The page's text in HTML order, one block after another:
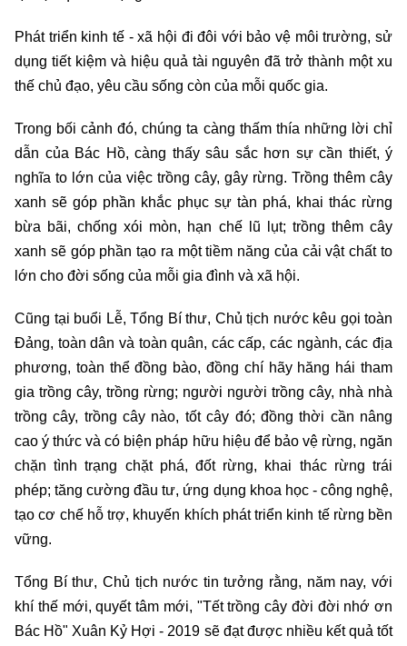
Phát triển kinh tế - xã hội đi đôi với bảo vệ môi trường, sử
dụng tiết kiệm và hiệu quả tài nguyên đã trở thành một xu
thế chủ đạo, yêu cầu sống còn của mỗi quốc gia.
Trong bối cảnh đó, chúng ta càng thấm thía những lời chỉ
dẫn của Bác Hồ, càng thấy sâu sắc hơn sự cần thiết, ý
nghĩa to lớn của việc trồng cây, gây rừng. Trồng thêm cây
xanh sẽ góp phần khắc phục sự tàn phá, khai thác rừng
bừa bãi, chống xói mòn, hạn chế lũ lụt; trồng thêm cây
xanh sẽ góp phần tạo ra một tiềm năng của cải vật chất to
lớn cho đời sống của mỗi gia đình và xã hội.
Cũng tại buổi Lễ, Tổng Bí thư, Chủ tịch nước kêu gọi toàn
Đảng, toàn dân và toàn quân, các cấp, các ngành, các địa
phương, toàn thể đồng bào, đồng chí hãy hăng hái tham
gia trồng cây, trồng rừng; người người trồng cây, nhà nhà
trồng cây, trồng cây nào, tốt cây đó; đồng thời cần nâng
cao ý thức và có biện pháp hữu hiệu để bảo vệ rừng, ngăn
chặn tình trạng chặt phá, đốt rừng, khai thác rừng trái
phép; tăng cường đầu tư, ứng dụng khoa học - công nghệ,
tạo cơ chế hỗ trợ, khuyến khích phát triển kinh tế rừng bền
vững.
Tổng Bí thư, Chủ tịch nước tin tưởng rằng, năm nay, với
khí thế mới, quyết tâm mới, "Tết trồng cây đời đời nhớ ơn
Bác Hồ" Xuân Kỷ Hợi - 2019 sẽ đạt được nhiều kết quả tốt